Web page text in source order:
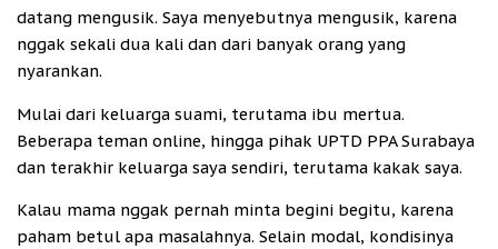
datang mengusik. Saya menyebutnya mengusik, karena
nggak sekali dua kali dan dari banyak orang yang
nyarankan.
Mulai dari keluarga suami, terutama ibu mertua.
Beberapa teman online, hingga pihak UPTD PPA Surabaya
dan terakhir keluarga saya sendiri, terutama kakak saya.
Kalau mama nggak pernah minta begini begitu, karena
paham betul apa masalahnya. Selain modal, kondisinya